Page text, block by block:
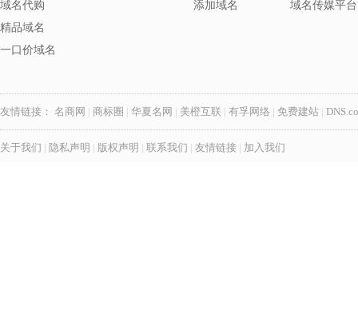
域名代购
精品域名
一口价域名
添加域名
域名传媒平台
友情链接： 名商网 | 商标圈 | 华夏名网 | 美橙互联 | 有孚网络 | 免费建站 |
关于我们 | 隐私声明 | 版权声明 | 联系我们 | 友情链接 | 加入我们